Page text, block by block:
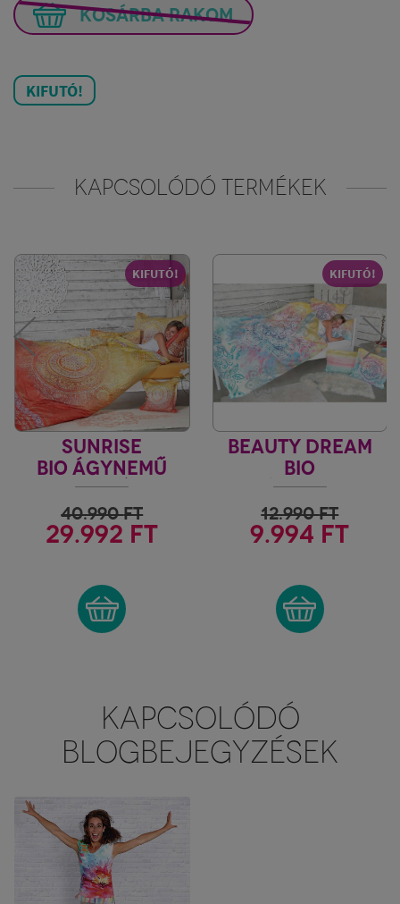
KOSÁRBA RAKOM
KIFUTÓ!
KAPCSOLÓDÓ TERMÉKEK
KIFUTÓ!
SUNRISE
BIO ÁGYNEMŰ
GARNITÚRA
40.990FT
29.992 FT
KIFUTÓ!
BEAUTY DREAM
BIO
KISPÁRNAHUZAT
12.990FT
9.994 FT
KAPCSOLÓDÓ
BLOGBEJEGYZÉSEK